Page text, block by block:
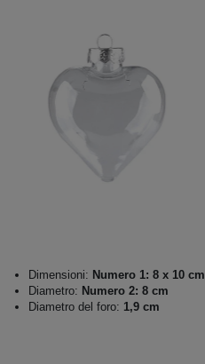
Dimensioni: Numero 1: 8 x 10 cm
Diametro: Numero 2: 8 cm
Diametro del foro: 1,9 cm